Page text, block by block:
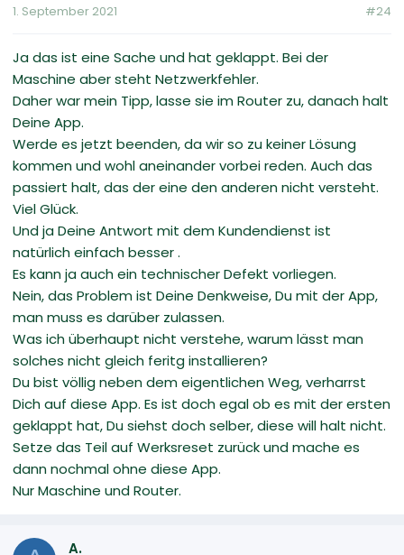
1. September 2021 #24
Ja das ist eine Sache und hat geklappt. Bei der
Maschine aber steht Netzwerkfehler.
Daher war mein Tipp, lasse sie im Router zu, danach halt
Deine App.
Werde es jetzt beenden, da wir so zu keiner Lösung
kommen und wohl aneinander vorbei reden. Auch das
passiert halt, das der eine den anderen nicht versteht.
Viel Glück.
Und ja Deine Antwort mit dem Kundendienst ist
natürlich einfach besser .
Es kann ja auch ein technischer Defekt vorliegen.
Nein, das Problem ist Deine Denkweise, Du mit der App,
man muss es darüber zulassen.
Was ich überhaupt nicht verstehe, warum lässt man
solches nicht gleich feritg installieren?
Du bist völlig neben dem eigentlichen Weg, verharrst
Dich auf diese App. Es ist doch egal ob es mit der ersten
geklappt hat, Du siehst doch selber, diese will halt nicht.
Setze das Teil auf Werksreset zurück und mache es
dann nochmal ohne diese App.
Nur Maschine und Router.
A.